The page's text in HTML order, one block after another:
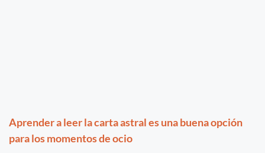
Aprender a leer la carta astral es una buena opción
para los momentos de ocio